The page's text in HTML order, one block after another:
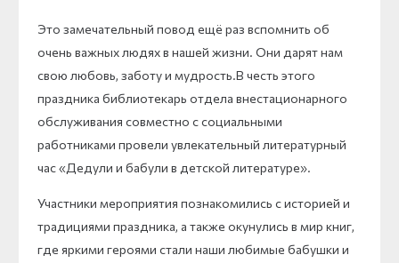
Это замечательный повод ещё раз вспомнить об
очень важных людях в нашей жизни. Они дарят нам
свою любовь, заботу и мудрость.В честь этого
праздника библиотекарь отдела внестационарного
обслуживания совместно с социальными
работниками провели увлекательный литературный
час «Дедули и бабули в детской литературе».
Участники мероприятия познакомились с историей и
традициями праздника, а также окунулись в мир книг,
где яркими героями стали наши любимые бабушки и